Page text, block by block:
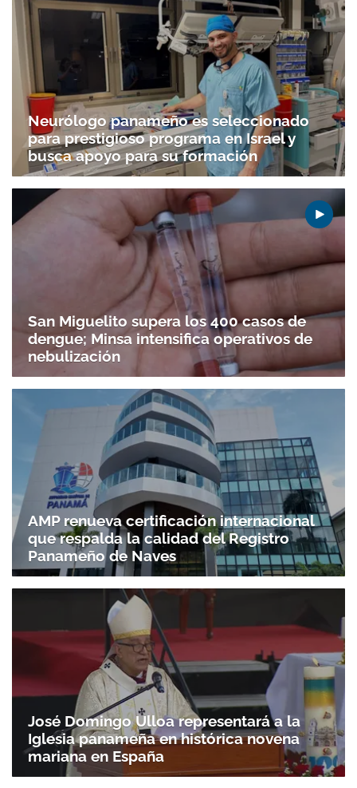
Neurólogo panameño es seleccionado
para prestigioso programa en Israel y
busca apoyo para su formación
San Miguelito supera los 400 casos de
dengue; Minsa intensifica operativos de
nebulización
AMP renueva certificación internacional
que respalda la calidad del Registro
Panameño de Naves
José Domingo Ulloa representará a la
Iglesia panameña en histórica novena
mariana en España